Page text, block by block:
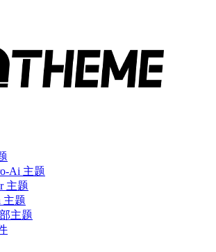
Ai 主题
主题
主题
主题